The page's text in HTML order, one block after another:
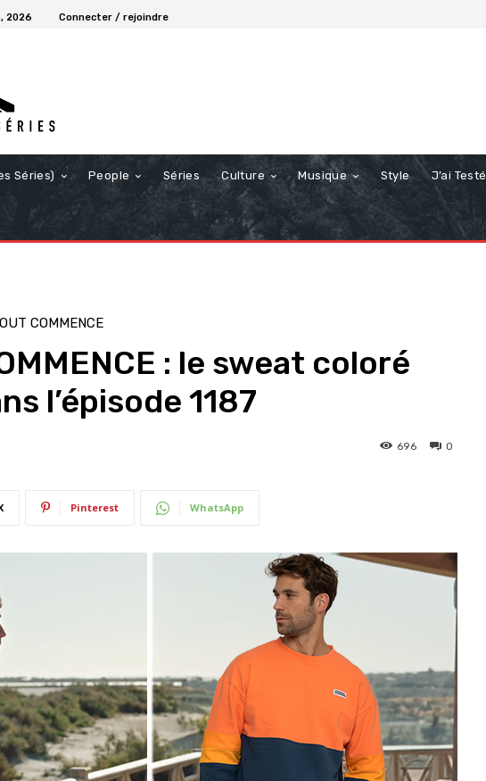
2026 Connecter / rejoindre
Séries) People Séries Culture Musique Style J’ai Testé
COMMENCE
: le sweat coloré
l’épisode 1187
0
696
Pinterest WhatsApp